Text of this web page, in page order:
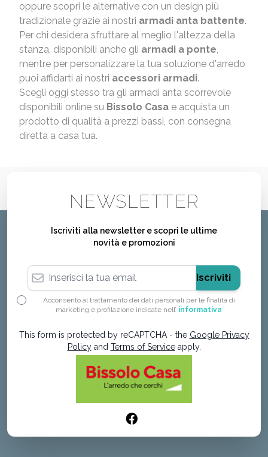
oppure scopri le alternative con un design più
tradizionale grazie ai nostri armadi anta battente.
Per chi desidera sfruttare al meglio l'altezza della
stanza, disponibili anche gli armadi a ponte,
mentre per personalizzare la tua soluzione d'arredo
puoi affidarti ai nostri accessori armadi.
Scegli oggi stesso tra gli armadi anta scorrevole
disponibili online su Bissolo Casa e acquista un
prodotto di qualità a prezzi bassi, con consegna
diretta a casa tua.
NEWSLETTER
Iscriviti alla newsletter e scopri le ultime
novità e promozioni
Indirizzo email
Iscriviti
Acconsento al trattamento dei dati personali per le finalità di
marketing e profilazione indicate nell’ informativa
This form is protected by reCAPTCHA - the Google Privacy
Policyand Terms of Serviceapply.